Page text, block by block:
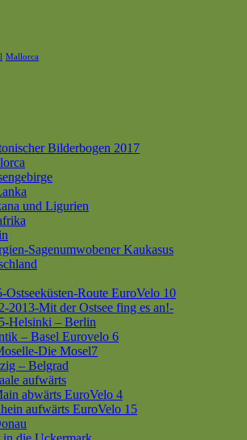
Mallorca
Bilderbogen 2017
und Ligurien
Sagenumwobener Kaukasus
Ostseeküsten-Route EuroVelo 10
2013-Mit der Ostsee fing es an!-
Helsinki – Berlin
– Basel Eurovelo 6
Die Mosel7
– Belgrad
aufwärts
abwärts EuroVelo 4
aufwärts EuroVelo 15